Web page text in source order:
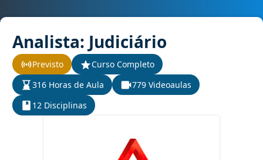
Analista: Judiciário
Previsto
Curso Completo
316 Horas de Aula
779 Videoaulas
12 Disciplinas